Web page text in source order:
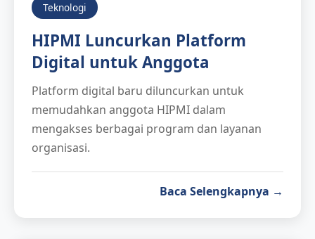
Teknologi
HIPMI Luncurkan Platform
Digital untuk Anggota
Platform digital baru diluncurkan untuk
memudahkan anggota HIPMI dalam
mengakses berbagai program dan layanan
organisasi.
Baca Selengkapnya →